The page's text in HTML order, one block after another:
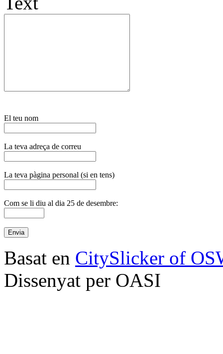
El teu nom
La teva adreça de correu
La teva pàgina personal (si en tens)
Com se li diu al dia 25 de desembre:
Basat en CitySlicker of
Dissenyat per OASI